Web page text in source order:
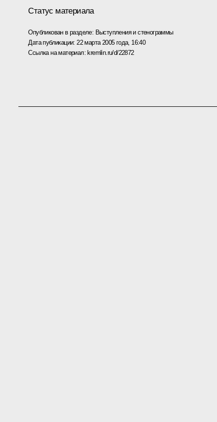
Статус материала
Опубликован в разделе: Выступления и стенограммы
Дата публикации: 22 марта 2005 года, 16:40
Ссылка на материал:kremlin.ru/d/22872